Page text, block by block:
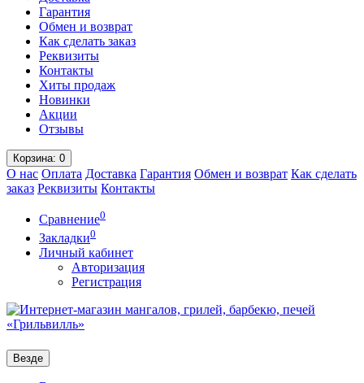
Гарантия
Обмен и возврат
Как сделать заказ
Реквизиты
Контакты
Хиты продаж
Новинки
Акции
Отзывы
Корзина: 0
О нас Оплата Доставка Гарантия Обмен и возврат Как сделать
заказ Реквизиты Контакты
Сравнение0
Закладки0
Личный кабинет
Авторизация
Регистрация
Везде